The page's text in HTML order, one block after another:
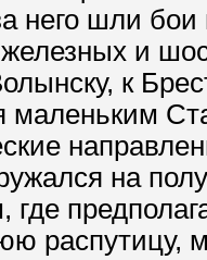
него шли
железных и
к
маленьким
на
распутицу,